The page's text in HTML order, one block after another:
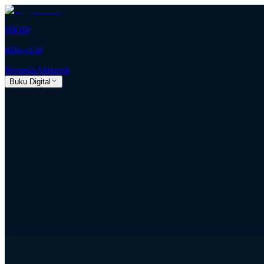
HKBP
hkbp.or.id
BerandaAlmanak
Buku Digital